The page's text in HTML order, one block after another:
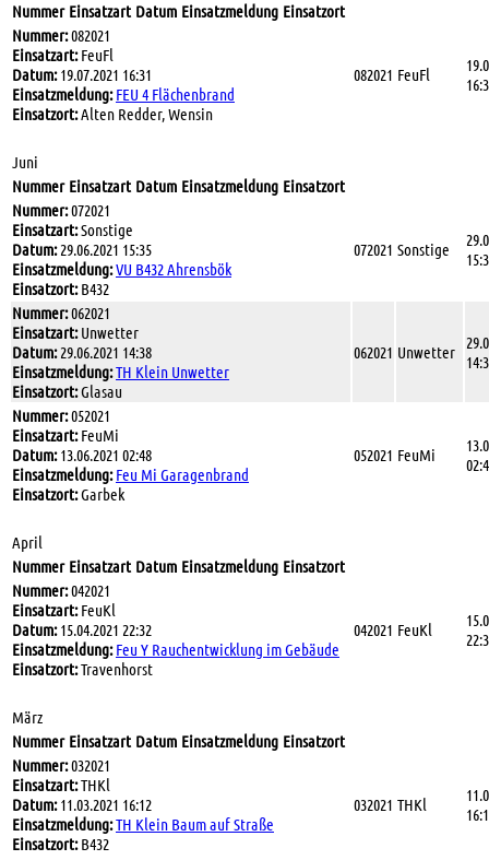
Nummer Einsatzart Datum Einsatzmeldung Einsatzort
Nummer:082021
Einsatzart:FeuFl
Datum:19.07.2021 16:31
Einsatzmeldung: FEU 4 Flächenbrand
Einsatzort:Alten Redder, Wensin
082021 FeuFl
Juni
Nummer Einsatzart Datum Einsatzmeldung Einsatzort
Nummer:072021
Einsatzart:Sonstige
Datum:29.06.2021 15:35
Einsatzmeldung:VU B432 Ahrensbök
Einsatzort:B432
072021 Sonstige
Nummer:062021
Einsatzart:Unwetter
Datum:29.06.2021 14:38
Einsatzmeldung:TH Klein Unwetter
Einsatzort:Glasau
062021 Unwetter
Nummer:052021
Einsatzart:FeuMi
Datum:13.06.2021 02:48
Einsatzmeldung: Feu Mi Garagenbrand
Einsatzort:Garbek
052021 FeuMi
April
Nummer Einsatzart Datum Einsatzmeldung Einsatzort
Nummer:042021
Einsatzart:FeuKl
Datum:15.04.2021 22:32
Einsatzmeldung: Feu Y Rauchentwicklung im Gebäude
Einsatzort:Travenhorst
042021 FeuKl
März
Nummer Einsatzart Datum Einsatzmeldung Einsatzort
Nummer:032021
Einsatzart:THKl
Datum:11.03.2021 16:12
Einsatzmeldung:TH Klein Baum auf Straße
Einsatzort:B432
032021 THKl